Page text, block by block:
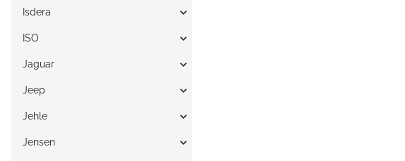
Isdera
ISO
Jaguar
Jeep
Jehle
Jensen